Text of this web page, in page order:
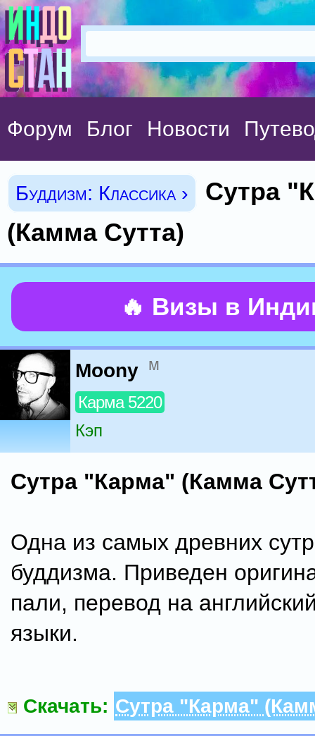
Форум Блог Новости
Буддизм: Классика ›
Сутра
(Камма Сутта)
🔥 Визы в
Moony м
Карма 5220
Кэп
Сутра "Карма" (Камма
Одна из самых древних
буддизма. Приведен
пали, перевод на
языки.
Скачать: Сутра "Карма"